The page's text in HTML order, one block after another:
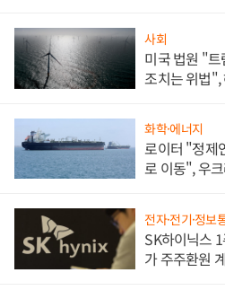
사회
미국 법원 "트
조치는 위법",
화학·에너지
로이터 "정제
로 이동", 우
전자·전기·정보
SK하이닉스
가 주주환원